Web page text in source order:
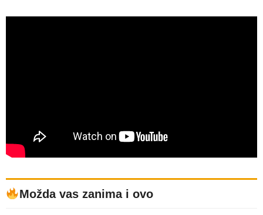
Možda vas zanima i ovo